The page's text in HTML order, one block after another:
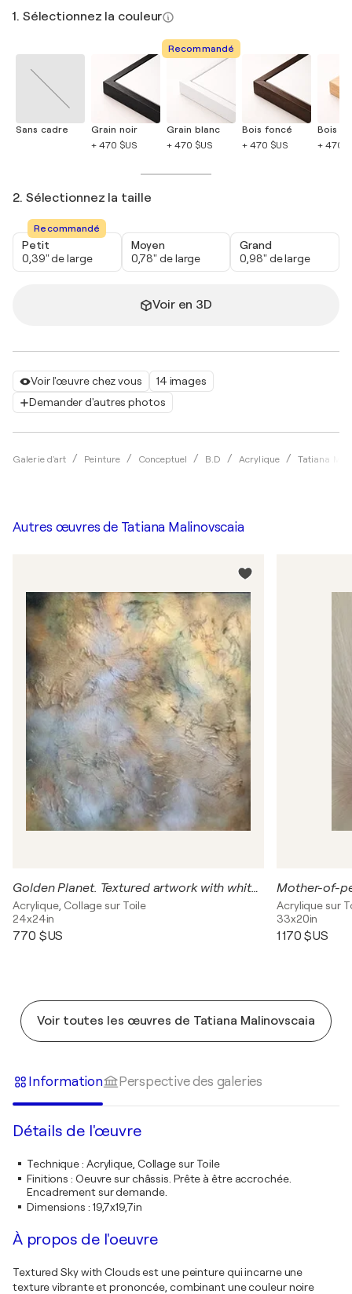
Voir l'œuvre chez vous
14 images
Demander d'autres photos
Galerie d'art Peinture Conceptuel B.D Acrylique Tatiana
1. Sélectionnez la couleur
Sans cadre
Grain noir
+ 470 $US
Recommandé
Grain blanc
+ 470 $US
Bois foncé
+ 470 $US
Bois
+ 470
2. Sélectionnez la taille
Recommandé
Petit
0,39" de large
Moyen
0,78" de large
Grand
0,98" de large
Voir en 3D
Autres œuvres de Tatiana Malinovscaia
Golden Planet. Textured artwork with white and green shades
Acrylique, Collage sur Toile
24x24in
770 $US
Mother-of-
Acrylique sur
33x20in
1 170 $US
Voir toutes les œuvres de Tatiana Malinovscaia
Information Perspective des galeries
Détails de l'œuvre
Technique: Acrylique, Collage sur Toile
Finitions : Oeuvre sur châssis. Prête à être accrochée.
Encadrement sur demande.
Dimensions : 19,7x19,7in
À propos de l'oeuvre
Textured Sky with Clouds est une peinture qui incarne une
texture vibrante et prononcée, combinant une couleur noire